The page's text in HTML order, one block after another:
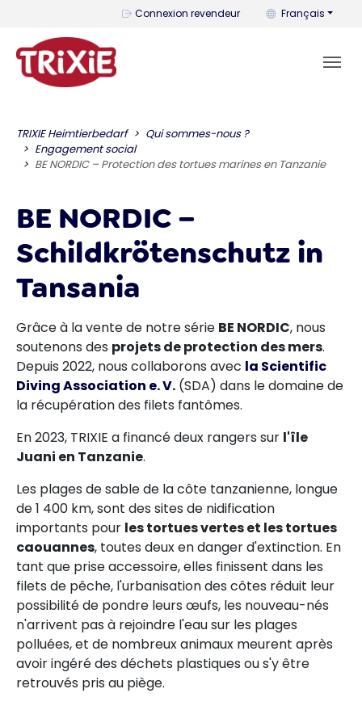
Connexion revendeur Vous pouvez
Français
TRIXIE Heimtierbedarf
Qui sommes-nous ?
Engagement social
BE NORDIC – Protection des tortues marines en Tanzanie
BE NORDIC –
Schildkrötenschutz in
Tansania
Grâce à la vente de notre série BE NORDIC, nous
soutenons des projets de protection des mers.
Depuis 2022, nous collaborons avec la Scientific
Diving Association e. V. (SDA) dans le domaine de
la récupération des filets fantômes.
En 2023, TRIXIE a financé deux rangers sur l'île
Juani en Tanzanie.
Les plages de sable de la côte tanzanienne, longue
de 1 400 km, sont des sites de nidification
importants pour les tortues vertes et les tortues
caouannes, toutes deux en danger d'extinction. En
tant que prise accessoire, elles finissent dans les
filets de pêche, l'urbanisation des côtes réduit leur
possibilité de pondre leurs œufs, les nouveau-nés
n'arrivent pas à rejoindre l'eau sur les plages
polluées, et de nombreux animaux meurent après
avoir ingéré des déchets plastiques ou s'y être
retrouvés pris au piège.